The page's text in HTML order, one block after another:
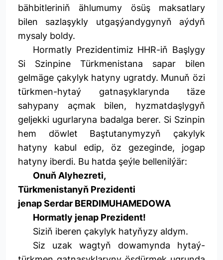
bähbitleriniň ählumumy ösüş maksatlary
bilen sazlaşykly utgaşýandygynyň aýdyň
mysaly boldy.
Hormatly Prezidentimiz HHR-iň Başlygy
Si Szinpine Türkmenistana sapar bilen
gelmäge çakylyk hatyny ugratdy. Munuň özi
türkmen-hytaý gatnaşyklarynda täze
sahypany açmak bilen, hyzmatdaşlygyň
geljekki ugurlaryna badalga berer. Si Szinpin
hem döwlet Baştutanymyzyň çakylyk
hatyny kabul edip, öz gezeginde, jogap
hatyny iberdi. Bu hatda şeýle bellenilýär:
Onuň Alyhezreti,
Türkmenistanyň Prezidenti
jenap Serdar BERDIMUHAMEDOWA
Hormatly jenap Prezident!
Siziň iberen çakylyk hatyňyzy aldym.
Siz uzak wagtyň dowamynda hytaý-